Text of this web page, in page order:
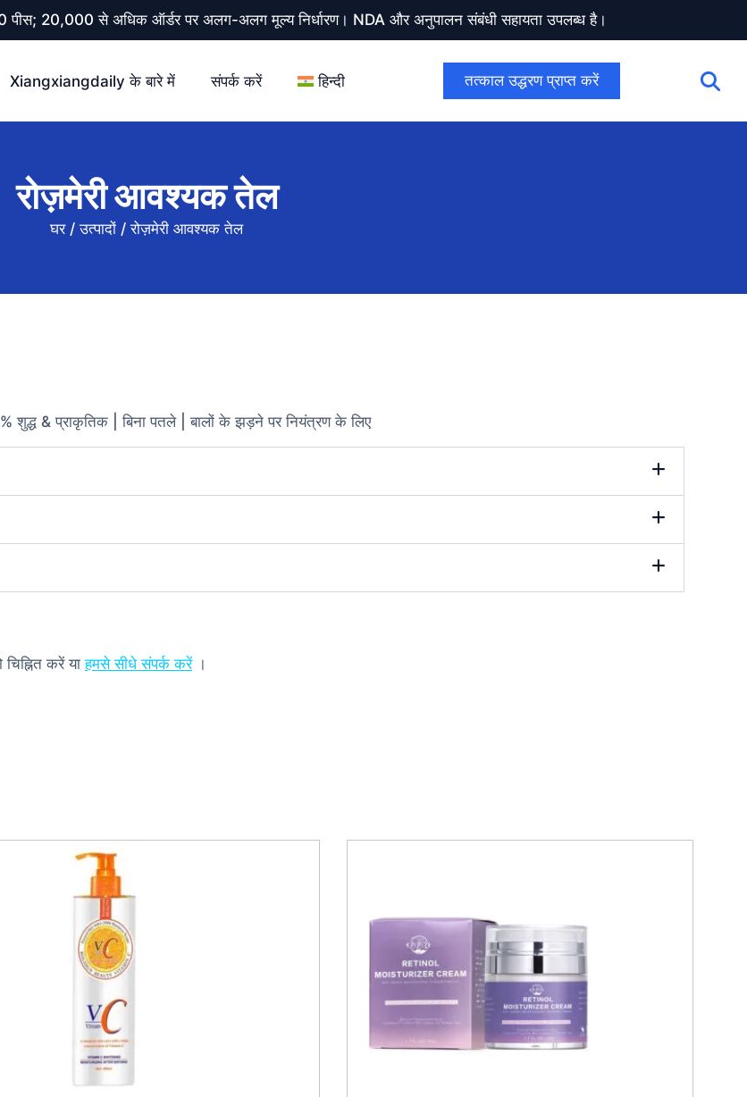
पीस; 20,000 से अधिक ऑर्डर पर अलग-अलग मूल्य निर्धारण। NDA और अनुपालन संबंधी सहायता उपलब्ध है।
Xiangxiangdaily के बारे में संपर्क करें हिन्दी तत्काल उद्धरण प्राप्त करें
रोज़मेरी आवश्यक तेल
घर/उत्पादों /रोज़मेरी आवश्यक तेल
& प्राकृतिक | बिना पतले | बालों के झड़ने पर नियंत्रण के लिए
करें याहमसे सीधे संपर्क करें।